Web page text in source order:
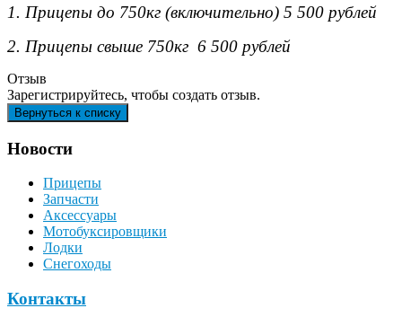
1. Прицепы до 750кг (включительно) 5 500 рублей
2. Прицепы свыше 750кг 6 500 рублей
Отзыв
Зарегистрируйтесь, чтобы создать отзыв.
Новости
Прицепы
Запчасти
Аксессуары
Мотобуксировщики
Лодки
Снегоходы
Контакты